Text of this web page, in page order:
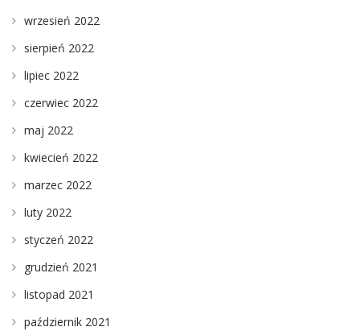
wrzesień 2022
sierpień 2022
lipiec 2022
czerwiec 2022
maj 2022
kwiecień 2022
marzec 2022
luty 2022
styczeń 2022
grudzień 2021
listopad 2021
październik 2021